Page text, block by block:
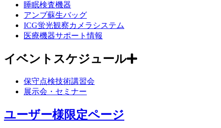
睡眠検査機器
アンブ蘇生バッグ
ICG蛍光観察カメラシステム
医療機器サポート情報
イベントスケジュール
保守点検技術講習会
展示会・セミナー
ユーザー様限定ページ